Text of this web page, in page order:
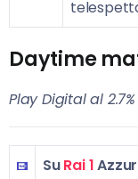
Daytime
Play Digital al 2.7%
SuRai 1